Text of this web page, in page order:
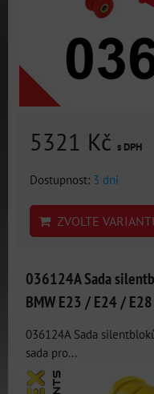
5321 Kč s DPH
Dostupnost: 3 dni
ZVOLTE
036124A Sada
BMW E23 / E24 / E28
036124A Sada
sada pro...